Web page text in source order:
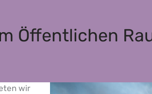
Öffentlichen
wir